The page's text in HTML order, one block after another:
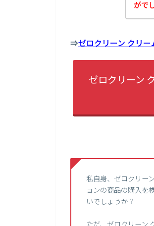
がで
⇒ゼロクリーン クリ
ゼロクリーン
私自身、ゼロクリー
ョンの商品の購入を
いでしょうか？